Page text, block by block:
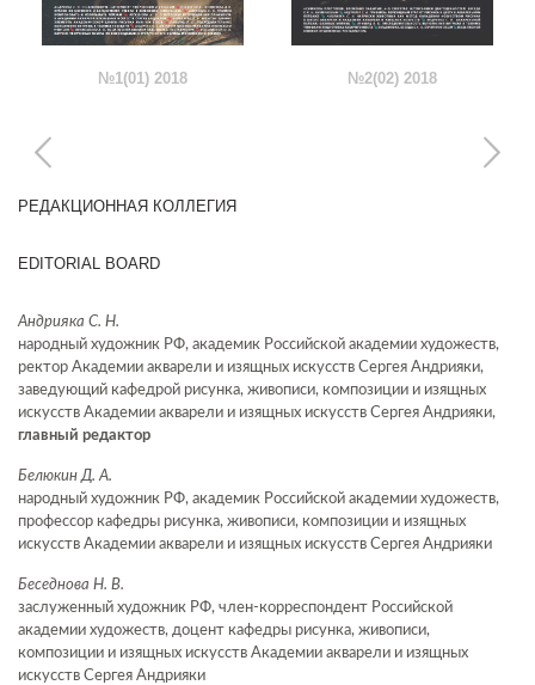
№1(01) 2018 №2(02) 2018
РЕДАКЦИОННАЯ КОЛЛЕГИЯ
EDITORIAL BOARD
Андрияка С. Н.
народный художник РФ, академик Российской академии художеств,
ректор Академии акварели и изящных искусств Сергея Андрияки,
заведующий кафедрой рисунка, живописи, композиции и изящных
искусств Академии акварели и изящных искусств Сергея Андрияки,
главный редактор
Белюкин Д. А.
народный художник РФ, академик Российской академии художеств,
профессор кафедры рисунка, живописи, композиции и изящных
искусств Академии акварели и изящных искусств Сергея Андрияки
Беседнова Н. В.
заслуженный художник РФ, член-корреспондент Российской
академии художеств, доцент кафедры рисунка, живописи,
композиции и изящных искусств Академии акварели и изящных
искусств Сергея Андрияки